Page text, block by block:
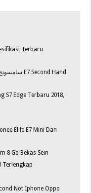
Terbaru
S7 Edge Terbaru 2018,
Elife E7 Mini Dan
8 Gb Bekas Sein
Terlengkap
Not Iphone Oppo